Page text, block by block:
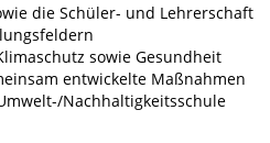
die Schüler- und Lehrerschaft
sowie Gesundheit
entwickelte Maßnahmen
Nachhaltigkeitsschule